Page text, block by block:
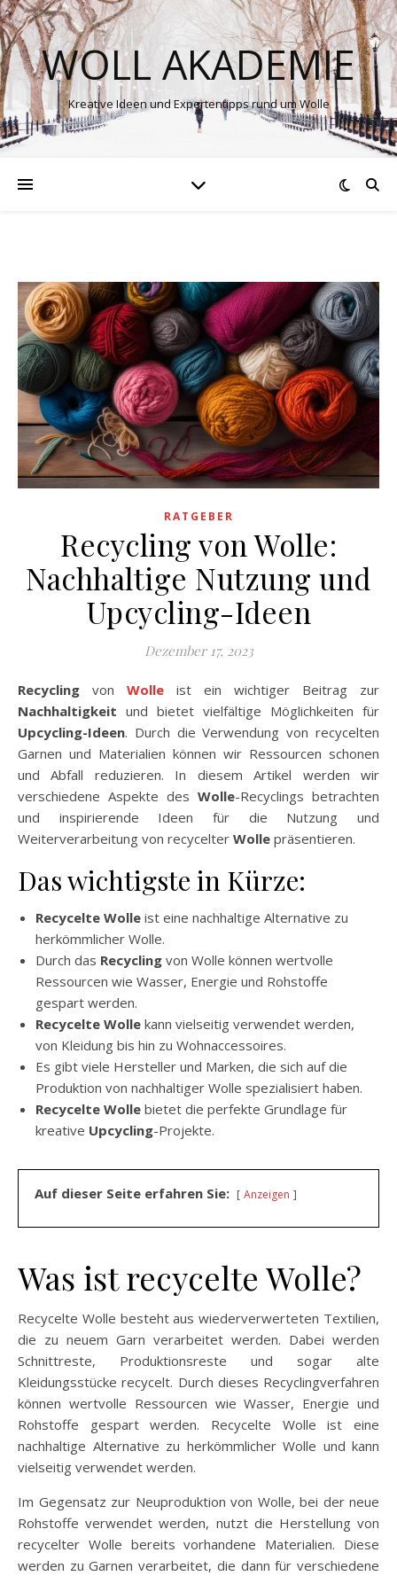
WOLL AKADEMIE
Kreative Ideen und Expertentipps rund um Wolle
RATGEBER
Recycling von Wolle:
Nachhaltige Nutzung und
Upcycling-Ideen
Dezember 17, 2023
Recycling von Wolle ist ein wichtiger Beitrag zur
Nachhaltigkeit und bietet vielfältige Möglichkeiten für
Upcycling-Ideen. Durch die Verwendung von recycelten
Garnen und Materialien können wir Ressourcen schonen
und Abfall reduzieren. In diesem Artikel werden wir
verschiedene Aspekte des Wolle-Recyclings betrachten
und inspirierende Ideen für die Nutzung und
Weiterverarbeitung von recycelter Wolle präsentieren.
Das wichtigste in Kürze:
Recycelte Wolle ist eine nachhaltige Alternative zu
herkömmlicher Wolle.
Durch das Recycling von Wolle können wertvolle
Ressourcen wie Wasser, Energie und Rohstoffe
gespart werden.
Recycelte Wolle kann vielseitig verwendet werden,
von Kleidung bis hin zu Wohnaccessoires.
Es gibt viele Hersteller und Marken, die sich auf die
Produktion von nachhaltiger Wolle spezialisiert haben.
Recycelte Wolle bietet die perfekte Grundlage für
kreative Upcycling-Projekte.
Auf dieser Seite erfahren Sie: Anzeigen
Was ist recycelte Wolle?
Recycelte Wolle besteht aus wiederverwerteten Textilien,
die zu neuem Garn verarbeitet werden. Dabei werden
Schnittreste, Produktionsreste und sogar alte
Kleidungsstücke recycelt. Durch dieses Recyclingverfahren
können wertvolle Ressourcen wie Wasser, Energie und
Rohstoffe gespart werden. Recycelte Wolle ist eine
nachhaltige Alternative zu herkömmlicher Wolle und kann
vielseitig verwendet werden.
Im Gegensatz zur Neuproduktion von Wolle, bei der neue
Rohstoffe verwendet werden, nutzt die Herstellung von
recycelter Wolle bereits vorhandene Materialien. Diese
werden zu Garnen verarbeitet, die dann für verschiedene